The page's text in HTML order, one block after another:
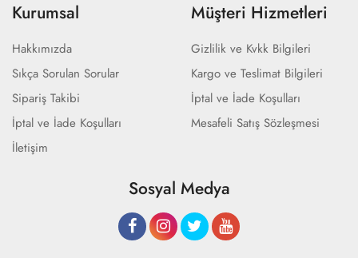
Kurumsal
Hakkımızda
Sıkça Sorulan Sorular
Sipariş Takibi
İptal ve İade Koşulları
İletişim
Müşteri Hizmetleri
Gizlilik ve Kvkk Bilgileri
Kargo ve Teslimat Bilgileri
İptal ve İade Koşulları
Mesafeli Satış Sözleşmesi
Sosyal Medya